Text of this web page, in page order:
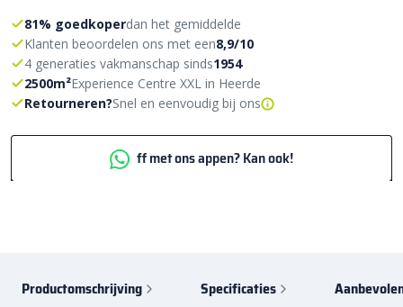
81% goedkoperdan het gemiddelde
Klanten beoordelen ons met een8,9/10
4 generaties vakmanschap sinds1954
2500m²Experience Centre XXL in Heerde
Retourneren?Snel en eenvoudig bij ons
ff met ons appen? Kan ook!
Productomschrijving Specificaties